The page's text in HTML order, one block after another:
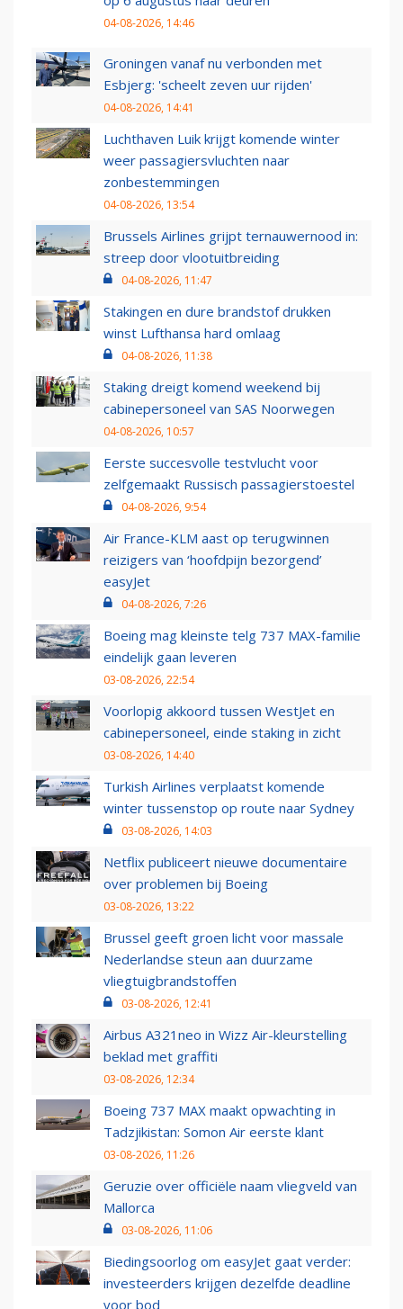
04-08-2026, 14:46
Groningen vanaf nu verbonden met
Esbjerg: 'scheelt zeven uur rijden'
04-08-2026, 14:41
Luchthaven Luik krijgt komende winter
weer passagiersvluchten naar
zonbestemmingen
04-08-2026, 13:54
Brussels Airlines grijpt ternauwernood in:
streep door vlootuitbreiding
04-08-2026, 11:47
Stakingen en dure brandstof drukken
winst Lufthansa hard omlaag
04-08-2026, 11:38
Staking dreigt komend weekend bij
cabinepersoneel van SAS Noorwegen
04-08-2026, 10:57
Eerste succesvolle testvlucht voor
zelfgemaakt Russisch passagierstoestel
04-08-2026, 9:54
Air France-KLM aast op terugwinnen
reizigers van ‘hoofdpijn bezorgend’
easyJet
04-08-2026, 7:26
Boeing mag kleinste telg 737 MAX-familie
eindelijk gaan leveren
03-08-2026, 22:54
Voorlopig akkoord tussen WestJet en
cabinepersoneel, einde staking in zicht
03-08-2026, 14:40
Turkish Airlines verplaatst komende
winter tussenstop op route naar Sydney
03-08-2026, 14:03
Netflix publiceert nieuwe documentaire
over problemen bij Boeing
03-08-2026, 13:22
Brussel geeft groen licht voor massale
Nederlandse steun aan duurzame
vliegtuigbrandstoffen
03-08-2026, 12:41
Airbus A321neo in Wizz Air-kleurstelling
beklad met graffiti
03-08-2026, 12:34
Boeing 737 MAX maakt opwachting in
Tadzjikistan: Somon Air eerste klant
03-08-2026, 11:26
Geruzie over officiële naam vliegveld van
Mallorca
03-08-2026, 11:06
Biedingsoorlog om easyJet gaat verder:
investeerders krijgen dezelfde deadline
voor bod